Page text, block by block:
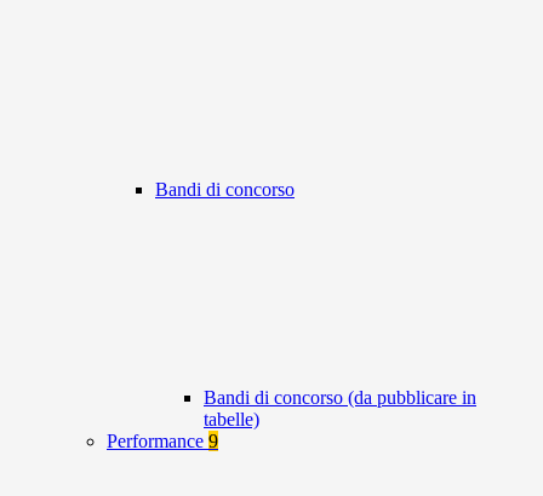
Bandi di concorso
Bandi di concorso (da pubblicare in
tabelle)
Performance 9